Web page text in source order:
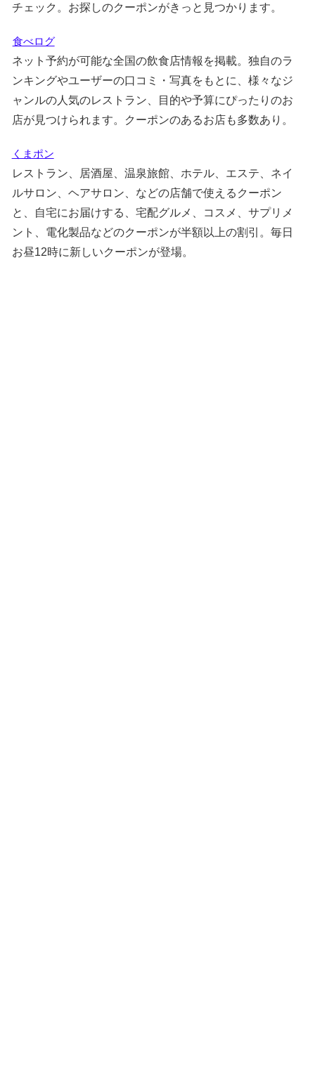
チェック。お探しのクーポンがきっと見つかります。
食べログ
ネット予約が可能な全国の飲食店情報を掲載。独自のラ
ンキングやユーザーの口コミ・写真をもとに、様々なジ
ャンルの人気のレストラン、目的や予算にぴったりのお
店が見つけられます。クーポンのあるお店も多数あり。
くまポン
レストラン、居酒屋、温泉旅館、ホテル、エステ、ネイ
ルサロン、ヘアサロン、などの店舗で使えるクーポン
と、自宅にお届けする、宅配グルメ、コスメ、サプリメ
ント、電化製品などのクーポンが半額以上の割引。毎日
お昼12時に新しいクーポンが登場。